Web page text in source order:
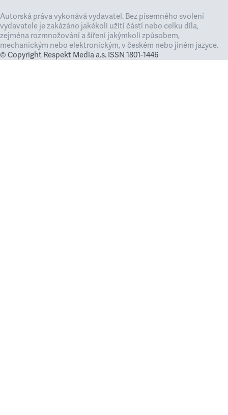
Autorská práva vykonává vydavatel. Bez písemného svolení
vydavatele je zakázáno jakékoli užití částí nebo celku díla,
zejména rozmnožování a šíření jakýmkoli způsobem,
mechanickým nebo elektronickým, v českém nebo jiném jazyce.
© Copyright Respekt Media a.s. ISSN 1801-1446